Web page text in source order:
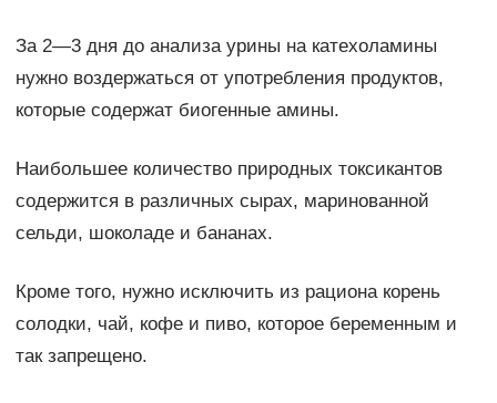
За 2—3 дня до анализа урины на катехоламины
нужно воздержаться от употребления продуктов,
которые содержат биогенные амины.
Наибольшее количество природных токсикантов
содержится в различных сырах, маринованной
сельди, шоколаде и бананах.
Кроме того, нужно исключить из рациона корень
солодки, чай, кофе и пиво, которое беременным и
так запрещено.